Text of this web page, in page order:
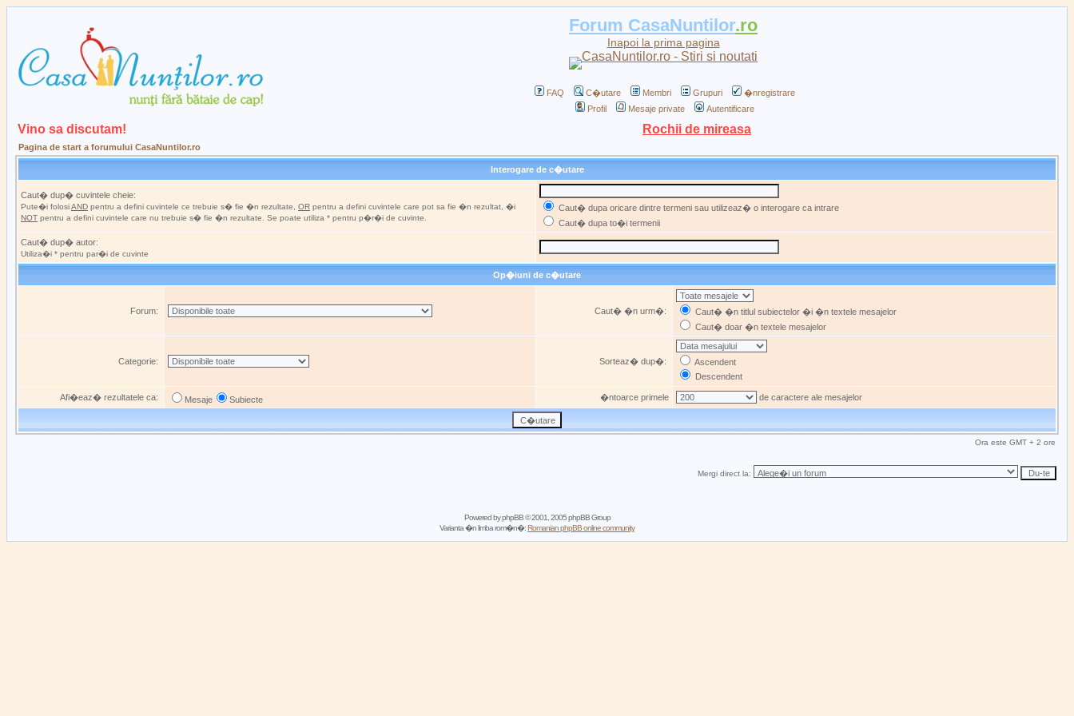
Forum CasaNuntilor.ro
Inapoi la prima pagina
FAQ C�utare Membri Grupuri
�nregistrare
Profil
Mesaje private Autentificare
Vino sa discutam! Rochii de mireasa
Pagina de start a forumului CasaNuntilor.ro
Interogare de c�utare
Caut� dup� cuvintele cheie:
Pute�i folosiAND pentru a defini cuvintele ce trebuie s� fie �n rezultate, OR pentru a defini cuvintele care pot sa fie �n rezultat, �i
NOT pentru a defini cuvintele care nu trebuie s� fie �n rezultate. Se poate utiliza * pentru p�r�i de cuvinte.
Caut� dupa oricare dintre termeni sau utilizeaz� o interogare ca intrare
Caut� dupa to�i termenii
Caut� dup� autor:
Utiliza�i * pentru par�i de cuvinte
Op�iuni de c�utare
Forum: Caut� �n urm�:
Caut� �n titlul subiectelor �i �n textele mesajelor
Caut� doar �n textele mesajelor
Categorie: Sorteaz� dup�:
Ascendent
Descendent
Afi�eaz� rezultatele ca: Mesaje Subiecte �ntoarce primele de caractere ale mesajelor
Ora este GMT + 2 ore
Mergi direct la:
Powered byphpBB© 2001, 2005 phpBB Group
Varianta �n limba rom�n�:Romanian phpBB online community